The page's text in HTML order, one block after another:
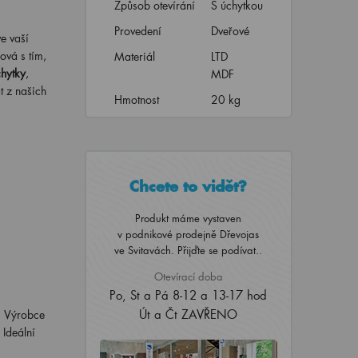
vaší
s tím,
,
z našich
Výrobce
Ideální
Způsob otevírání
S úchytkou
Provedení
Dveřové
Materiál
LTD
MDF
Hmotnost
20 kg
Chcete to vidět?
Produkt máme vystaven
v podnikové prodejně Dřevojas
ve Svitavách. Přijďte se podívat..
Otevírací doba
Po, St a Pá 8-12 a 13-17 hod
Út a Čt ZAVŘENO